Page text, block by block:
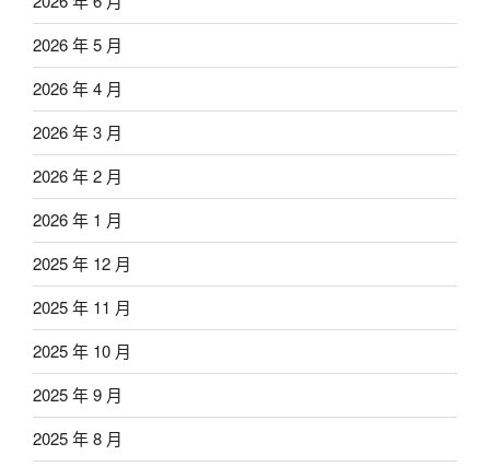
2026 年 5 月
2026 年 4 月
2026 年 3 月
2026 年 2 月
2026 年 1 月
2025 年 12 月
2025 年 11 月
2025 年 10 月
2025 年 9 月
2025 年 8 月